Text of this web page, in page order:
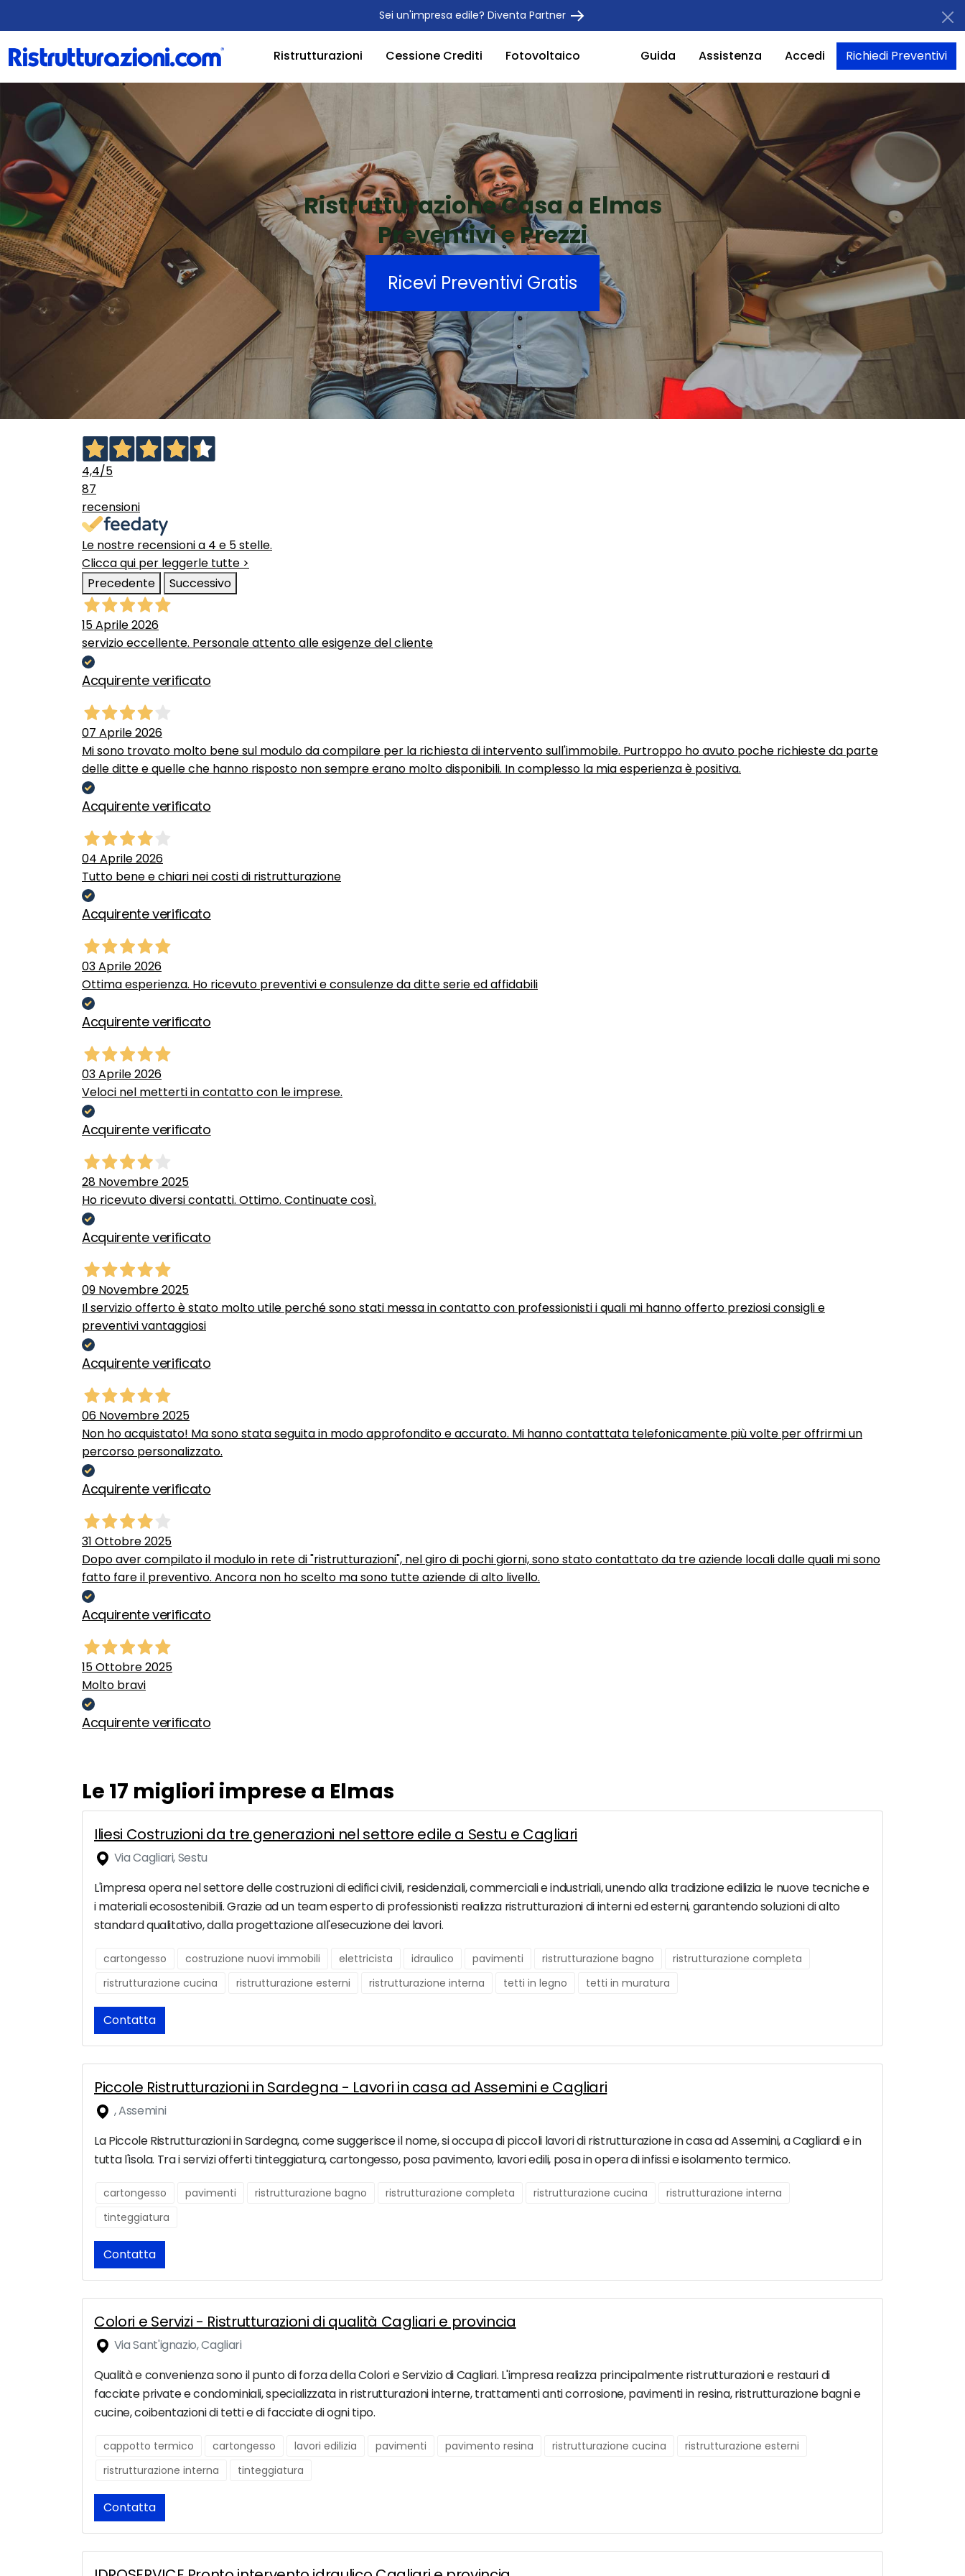
Sei un'impresa edile? Diventa Partner
Ristrutturazioni Cessione Crediti Fotovoltaico Guida Assistenza Accedi Richiedi Preventivi
Ristrutturazione Casa a Elmas
Preventivi e Prezzi
Ricevi Preventivi Gratis
4,4/5
87
recensioni
Le nostre recensioni a 4 e 5 stelle.
Clicca qui per leggerle tutte >
Precedente
Successivo
15 Aprile 2026
servizio eccellente. Personale attento alle esigenze del cliente
Acquirente verificato
07 Aprile 2026
Mi sono trovato molto bene sul modulo da compilare per la richiesta di intervento sull'immobile. Purtroppo ho avuto poche richieste da parte
delle ditte e quelle che hanno risposto non sempre erano molto disponibili. In complesso la mia esperienza è positiva.
Acquirente verificato
04 Aprile 2026
Tutto bene e chiari nei costi di ristrutturazione
Acquirente verificato
03 Aprile 2026
Ottima esperienza. Ho ricevuto preventivi e consulenze da ditte serie ed affidabili
Acquirente verificato
03 Aprile 2026
Veloci nel metterti in contatto con le imprese.
Acquirente verificato
28 Novembre 2025
Ho ricevuto diversi contatti. Ottimo. Continuate così.
Acquirente verificato
09 Novembre 2025
Il servizio offerto è stato molto utile perché sono stati messa in contatto con professionisti i quali mi hanno offerto preziosi consigli e
preventivi vantaggiosi
Acquirente verificato
06 Novembre 2025
Non ho acquistato! Ma sono stata seguita in modo approfondito e accurato. Mi hanno contattata telefonicamente più volte per offrirmi un
percorso personalizzato.
Acquirente verificato
31 Ottobre 2025
Dopo aver compilato il modulo in rete di "ristrutturazioni", nel giro di pochi giorni, sono stato contattato da tre aziende locali dalle quali mi sono
fatto fare il preventivo. Ancora non ho scelto ma sono tutte aziende di alto livello.
Acquirente verificato
15 Ottobre 2025
Molto bravi
Acquirente verificato
Le 17 migliori imprese a Elmas
Iliesi Costruzioni da tre generazioni nel settore edile a Sestu e Cagliari
Via Cagliari, Sestu
L'impresa opera nel settore delle costruzioni di edifici civili, residenziali, commerciali e industriali, unendo alla tradizione edilizia le nuove tecniche e
i materiali ecosostenibili. Grazie ad un team esperto di professionisti realizza ristrutturazioni di interni ed esterni, garantendo soluzioni di alto
standard qualitativo, dalla progettazione all'esecuzione dei lavori.
cartongesso costruzione nuovi immobili elettricista idraulico pavimenti ristrutturazione bagno
ristrutturazione completa
ristrutturazione cucina
ristrutturazione esterni ristrutturazione interna tetti in legno tetti in muratura
Contatta
Piccole Ristrutturazioni in Sardegna - Lavori in casa ad Assemini e Cagliari
, Assemini
La Piccole Ristrutturazioni in Sardegna, come suggerisce il nome, si occupa di piccoli lavori di ristrutturazione in casa ad Assemini, a Cagliardi e in
tutta l'isola. Tra i servizi offerti tinteggiatura, cartongesso, posa pavimento, lavori edili, posa in opera di infissi e isolamento termico.
cartongesso pavimenti ristrutturazione bagno ristrutturazione completa ristrutturazione cucina
ristrutturazione interna
tinteggiatura
Contatta
Colori e Servizi - Ristrutturazioni di qualità Cagliari e provincia
Via Sant'ignazio, Cagliari
Qualità e convenienza sono il punto di forza della Colori e Servizio di Cagliari. L'impresa realizza principalmente ristrutturazioni e restauri di
facciate private e condominiali, specializzata in ristrutturazioni interne, trattamenti anti corrosione, pavimenti in resina, ristrutturazione bagni e
cucine, coibentazioni di tetti e di facciate di ogni tipo.
cappotto termico cartongesso lavori edilizia pavimenti pavimento resina ristrutturazione cucina
ristrutturazione esterni
ristrutturazione interna
tinteggiatura
Contatta